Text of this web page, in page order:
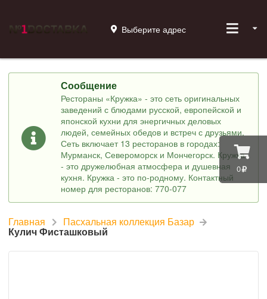
0
Выберите адрес
Сообщение
Рестораны «Кружка» - это сеть оригинальных
заведений с блюдами русской, европейской и
японской кухни для энергичных деловых
людей, семейных обедов и встреч с друзьями.
Сеть включает 13 ресторанов в городах:
Мурманск, Североморск и Мончегорск. Кружка
- это дружелюбная атмосфера и душевная
кухня. Кружка - это по-родному. Контактный
номер для ресторанов: 770-077
Главная Пасхальная коллекция Базар
Кулич Фисташковый